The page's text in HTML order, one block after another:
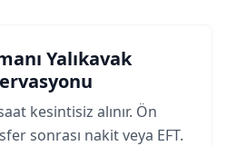
Yalıkavak
kesintisiz alınır. Ön
sonrası nakit veya EFT.